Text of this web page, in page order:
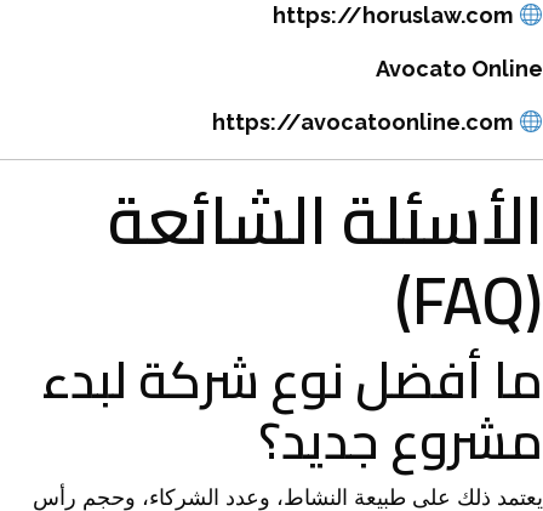
https://horuslaw.com
Avocato Online
https://avocatoonline.com
الأسئلة الشائعة
(FAQ)
ما أفضل نوع شركة لبدء
مشروع جديد؟
يعتمد ذلك على طبيعة النشاط، وعدد الشركاء، وحجم رأس